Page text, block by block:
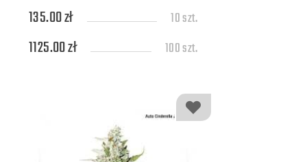
135.00 zł 10 szt.
1125.00 zł 100 szt.
1000 szt.